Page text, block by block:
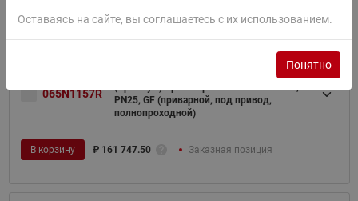
065N1157R
(Премиум) Кран шаровой FB WW DN200,
PN25, GF (приварной, под привод,
полнопроходной)
В корзину ₽ 161 747.50 Заказная позиция
Оставаясь на сайте, вы соглашаетесь с их использованием.
Понятно